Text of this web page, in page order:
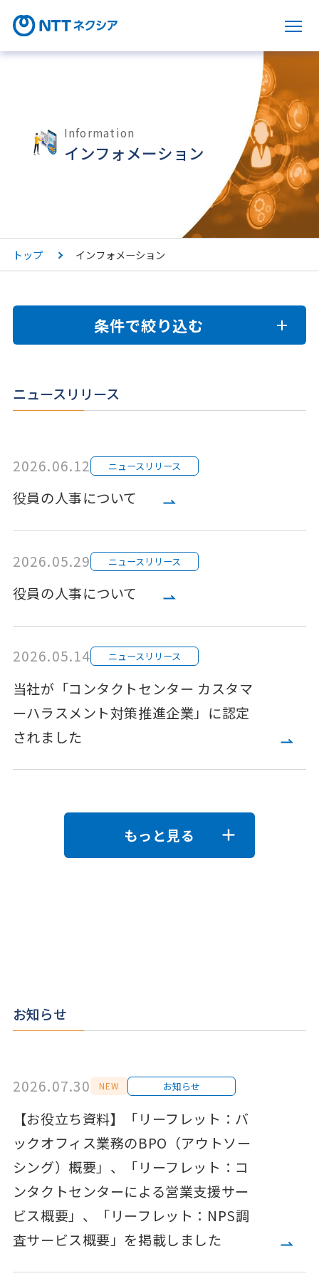
サ
Information
インフォメーション
トップ インフォメーション
条件で絞り込む
ニュースリリース
2026.06.12 ニュースリリース
役員の人事について
2026.05.29 ニュースリリース
役員の人事について
2026.05.14 ニュースリリース
当社が「コンタクトセンター カスタマ
ーハラスメント対策推進企業」に認定
されました
もっと見る
お知らせ
2026.07.30 NEW お知らせ
【お役立ち資料】「リーフレット：バ
ックオフィス業務のBPO（アウトソー
シング）概要」、「リーフレット：コ
ンタクトセンターによる営業支援サー
ビス概要」、「リーフレット：NPS調
査サービス概要」を掲載しました